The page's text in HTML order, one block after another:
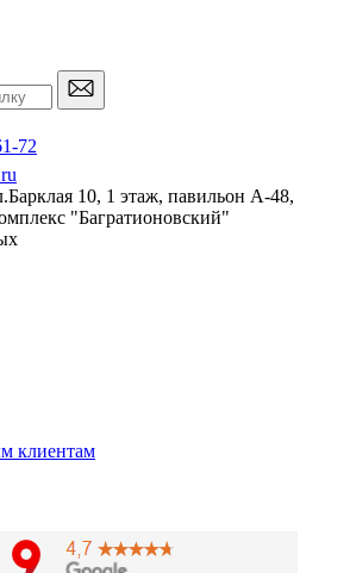
72
10, 1 этаж, павильон А-48,
"Багратионовский"
клиентам